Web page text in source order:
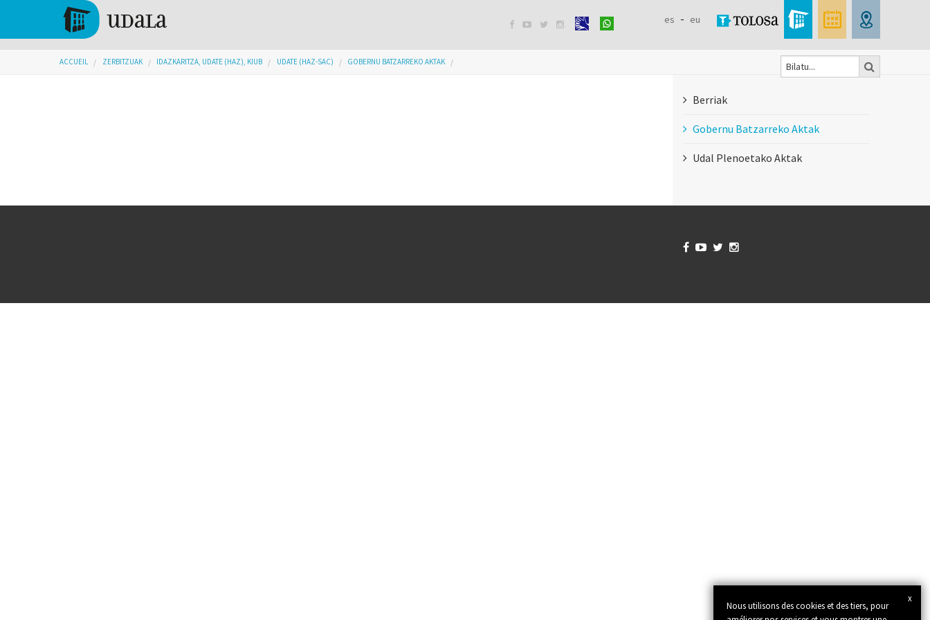
Aller au contenu principal
    es eu
Formulaire
recherche
Vous êtes ici
ACCUEIL ZERBITZUAK IDAZKARITZA, UDATE (HAZ), KIUB UDATE (HAZ-SAC) GOBERNU BATZARREKO AKTAK
Berriak
Gobernu Batzarreko Aktak
Udal Plenoetako Aktak
x
Nous utilisons des cookies et des tiers, pour
   